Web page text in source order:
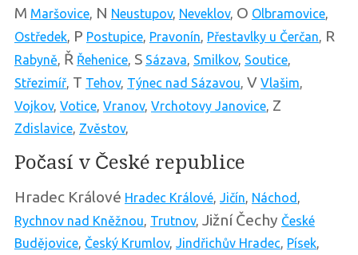
M Maršovice, N Neustupov, Neveklov, O Olbramovice,
Ostředek, P Postupice, Pravonín, Přestavlky u Čerčan, R
Rabyně, Ř Řehenice, S Sázava, Smilkov, Soutice,
Střezimíř, T Tehov, Týnec nad Sázavou, V Vlašim,
Vojkov, Votice, Vranov, Vrchotovy Janovice, Z
Zdislavice, Zvěstov,
Počasí v České republice
Hradec Králové Hradec Králové, Jičín, Náchod ,
Rychnov nad Kněžnou, Trutnov, Jižní Čechy České
Budějovice, Český Krumlov, Jindřichův Hradec, Písek,